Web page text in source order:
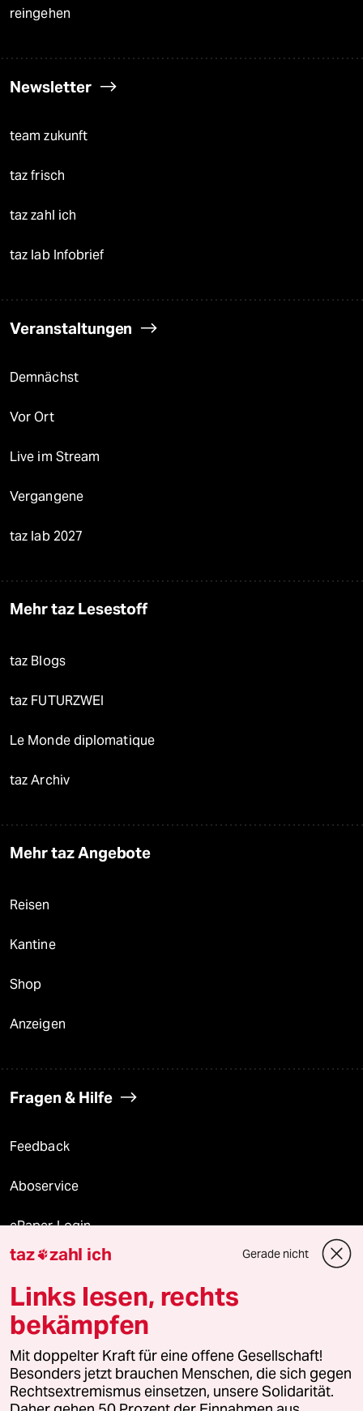
reingehen
Newsletter
team zukunft
taz frisch
taz zahl ich
taz lab Infobrief
Veranstaltungen
Demnächst
Vor Ort
Live im Stream
Vergangene
taz lab 2027
Mehr taz Lesestoff
taz Blogs
taz FUTURZWEI
Le Monde diplomatique
taz Archiv
Mehr taz Angebote
Reisen
Kantine
Shop
Anzeigen
Fragen & Hilfe
Feedback
Aboservice
ePaper Login
Downloads für Abonnierende
© 2026 taz Verlags und Vertriebs GmbH
Alle Rechte vorbehalten. Bei rechtlichen Fragen oder für Genehmigungen
wenden Sie sich bitte an
lizenzen@taz.de
taz zahl ich Gerade nicht
Links lesen, rechts
bekämpfen
Mit doppelter Kraft für eine offene Gesellschaft!
Besonders jetzt brauchen Menschen, die sich gegen
Rechtsextremismus einsetzen, unsere Solidarität.